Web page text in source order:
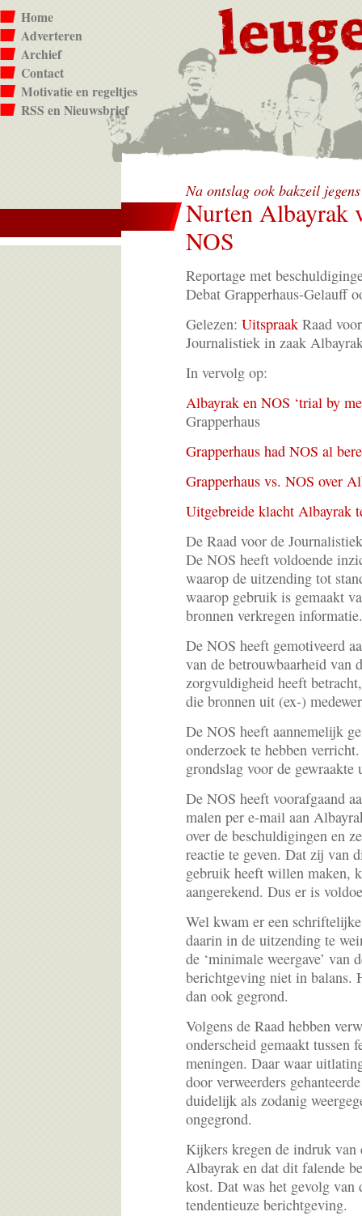
Home
Adverteren
Archief
Contact
Motivatie en regeltjes
RSS en Nieuwsbrief
Na ontslag ook bakzeil
Nurten Albayrak
NOS
Reportage met
Debat Grapperhaus-Gelauff
Gelezen: Uitspraak Raad
Journalistiek in zaak
In vervolg op:
Albayrak en NOS ‘trial by
Grapperhaus
Grapperhaus had NOS al
Grapperhaus vs. NOS over
Uitgebreide klacht Albayrak
De Raad voor de
De NOS heeft voldoende
waarop de uitzending tot
waarop gebruik is gemaakt
bronnen verkregen informatie.
De NOS heeft gemotiveerd
van de betrouwbaarheid van
zorgvuldigheid heeft
die bronnen uit (ex-)
De NOS heeft aannemelijk
onderzoek te hebben
grondslag voor de gewraakte
De NOS heeft voorafgaand
malen per e-mail aan
over de beschuldigingen en
reactie te geven. Dat zij van
gebruik heeft willen maken,
aangerekend. Dus er is
Wel kwam er een
daarin in de uitzending te
de ‘minimale weergave’ van
berichtgeving niet in balans.
dan ook gegrond.
Volgens de Raad hebben
onderscheid gemaakt tussen
meningen. Daar waar
door verweerders
duidelijk als zodanig
ongegrond.
Kijkers kregen de indruk van
Albayrak en dat dit falende
kost. Dat was het gevolg van
tendentieuze berichtgeving.